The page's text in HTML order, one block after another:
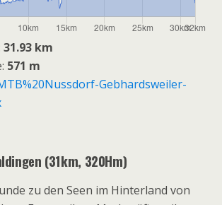
31.93 km
571 m
Gebhardsweiler-
(31km, 320Hm)
zu den Seen im Hinterland von